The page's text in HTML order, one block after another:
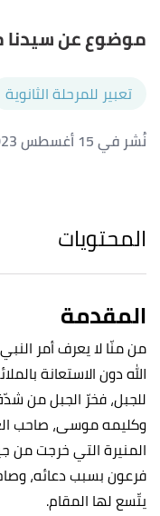
موضوع عن
تعبير للمرحلة الثانوية
نُشر في 15 أغسطس 2023
المحتويات
المقدمة
من منّا لا يعرف أمر
الله دون الاستعانة
للجبل، فخرّ الجبل من
وكليمه موسى، صاحب
المنيرة التي خرجت من
فرعون بسبب دعائه،
يتّسع لها المقام.